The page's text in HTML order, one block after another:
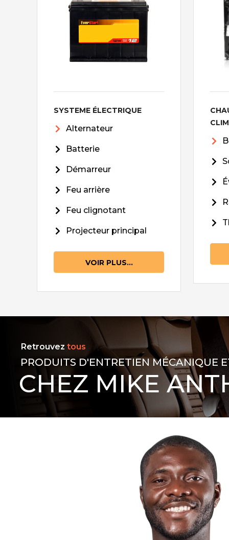
SYSTEME ÉLECTRIQUE
Alternateur
Batterie
Démarreur
Feu arrière
Feu clignotant
Projecteur principal
VOIR PLUS...
Retrouvez tous
PRODUITS D'ENTRETIEN MÉCANIQUE
CHEZ MIKE